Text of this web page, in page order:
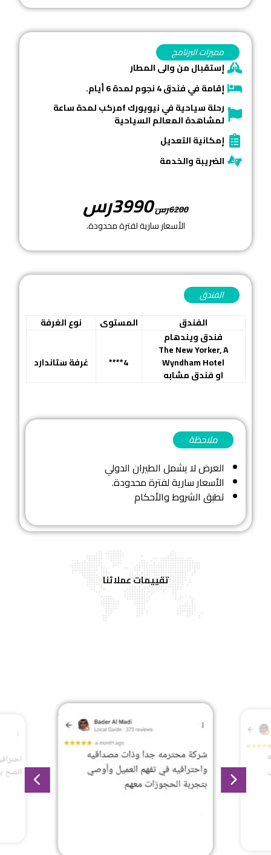
مميزات البرنامج
إستقبال من والى المطار
إقامة في فندق 4 نجوم لمدة 6 أيام.
رحلة سياحية في نيويورك fمركب لمدة ساعة
لمشاهدة المعالم السياحية
إمكانية التعديل
الضريبة والخدمة
6200رس 3990رس
الأسعار سارية لفترة محدودة.
الفندق
الفندق
المستوى
نوع الغرفة
فندق ويندهام
The New Yorker, A
Wyndham Hotel
اوفندق مشابه
4
**** غرفةستاندارد
ملاحظة
العرض لا يشمل الطيران الدولي
الأسعار سارية لفترة محدودة.
تطبق الشروط والأحكام
تقييمات عملائنا